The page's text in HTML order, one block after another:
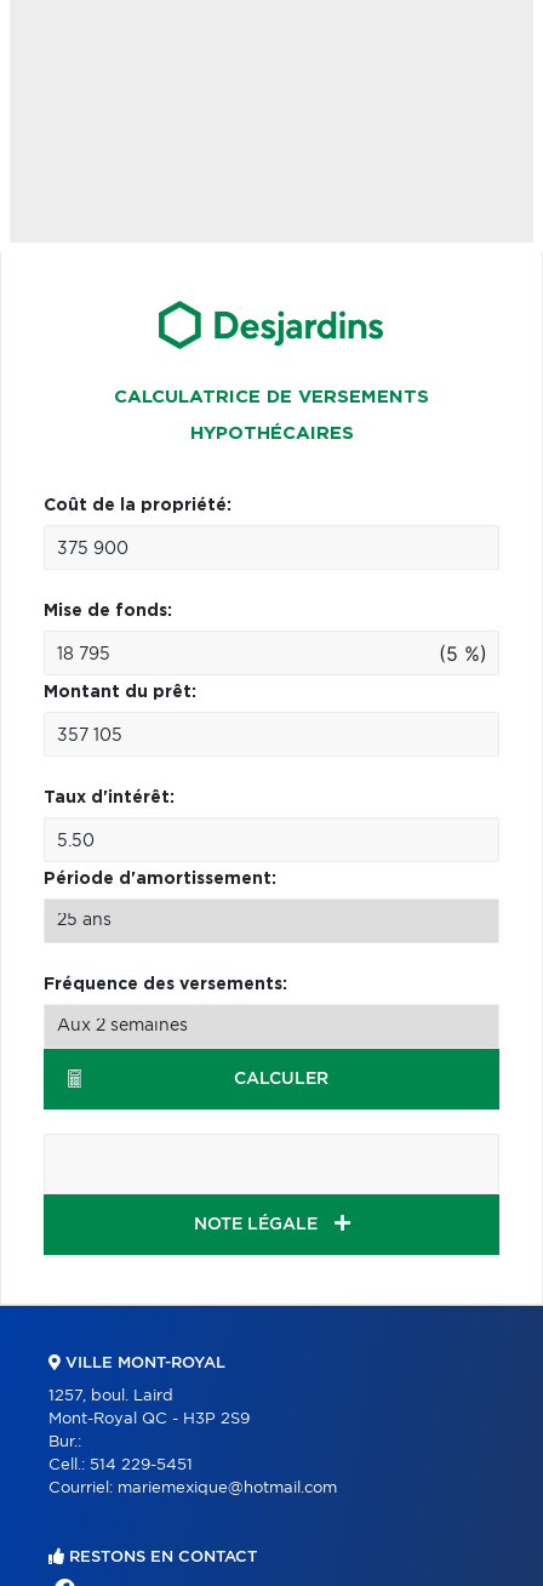
CALCULATRICE DE VERSEMENTS
HYPOTHÉCAIRES
Coût de la propriété:
Mise de fonds:
(5 %)
Montant du prêt:
Taux d'intérêt:
Période d'amortissement:
Fréquence des versements:
CALCULER
NOTE LÉGALE
VILLE MONT-ROYAL
1257, boul. Laird
Mont-Royal QC - H3P 2S9
Bur.:
Cell.: 514 229-5451
Courriel: mariemexique@hotmail.com
RESTONS EN CONTACT